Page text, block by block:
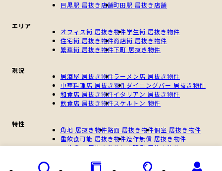
目黒駅 居抜き店舗町田駅 居抜き店舗
エリア
オフィス街 居抜き物件学生街 居抜き物件
住宅街 居抜き物件商店街 居抜き物件
繁華街 居抜き物件下町 居抜き物件
現況
居酒屋 居抜き物件ラーメン店 居抜き物件
中華料理店 居抜き物件ダイニングバー 居抜き物件
和食店 居抜き物件イタリアン 居抜き物件
飲食店 居抜き物件スケルトン 物件
特性
角地 居抜き物件路面 居抜き物件個室 居抜き物件
重飲食可能 居抜き物件造作無償 居抜き物件
一棟貸し 居抜き物件個人開業 居抜き物件